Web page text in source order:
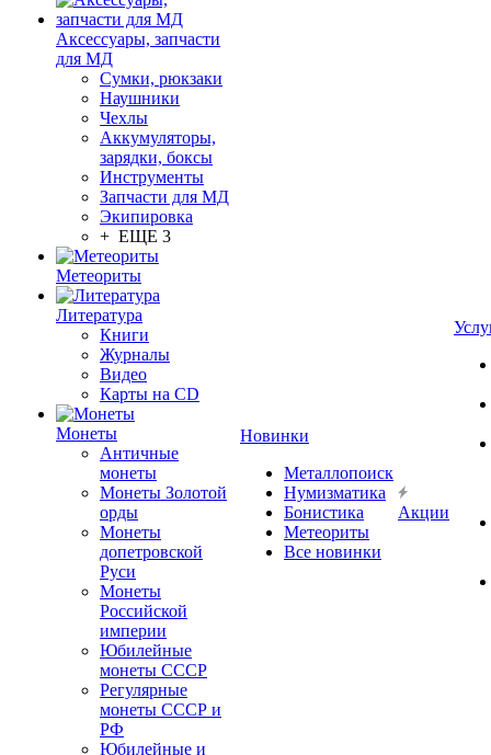
Аксессуары, запчасти
для МД
Сумки, рюкзаки
Наушники
Чехлы
Аккумуляторы,
зарядки, боксы
Инструменты
Запчасти для МД
Экипировка
+ ЕЩЕ 3
Метеориты
Литература
Книги
Журналы
Видео
Карты на CD
Монеты
Античные
монеты
Монеты Золотой
орды
Монеты
допетровской
Руси
Монеты
Российской
империи
Юбилейные
монеты СССР
Регулярные
монеты СССР и
РФ
Юбилейные и
Новинки
Металлопоиск
Нумизматика
Бонистика
Метеориты
Все новинки
Акции